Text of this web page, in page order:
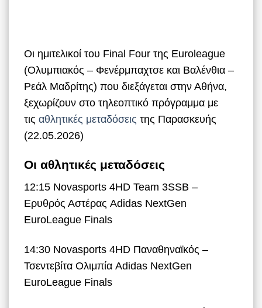
Οι ημιτελικοί του Final Four της Euroleague
(Ολυμπιακός – Φενέρμπαχτσε και Βαλένθια –
Ρεάλ Μαδρίτης) που διεξάγεται στην Αθήνα,
ξεχωρίζουν στο τηλεοπτικό πρόγραμμα με
τιςαθλητικές μεταδόσεις της Παρασκευής
(22.05.2026)
Οι αθλητικές μεταδόσεις
12:15 Novasports 4HD Team 3SSB –
Ερυθρός Αστέρας Adidas NextGen
EuroLeague Finals
14:30 Novasports 4HD Παναθηναϊκός –
Τσεντεβίτα Ολιμπία Adidas NextGen
EuroLeague Finals